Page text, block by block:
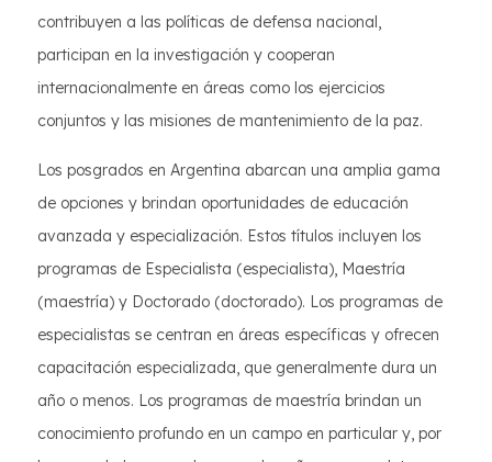
contribuyen a las políticas de defensa nacional,
participan en la investigación y cooperan
internacionalmente en áreas como los ejercicios
conjuntos y las misiones de mantenimiento de la paz.
Los posgrados en Argentina abarcan una amplia gama
de opciones y brindan oportunidades de educación
avanzada y especialización. Estos títulos incluyen los
programas de Especialista (especialista), Maestría
(maestría) y Doctorado (doctorado). Los programas de
especialistas se centran en áreas específicas y ofrecen
capacitación especializada, que generalmente dura un
año o menos. Los programas de maestría brindan un
conocimiento profundo en un campo en particular y, por